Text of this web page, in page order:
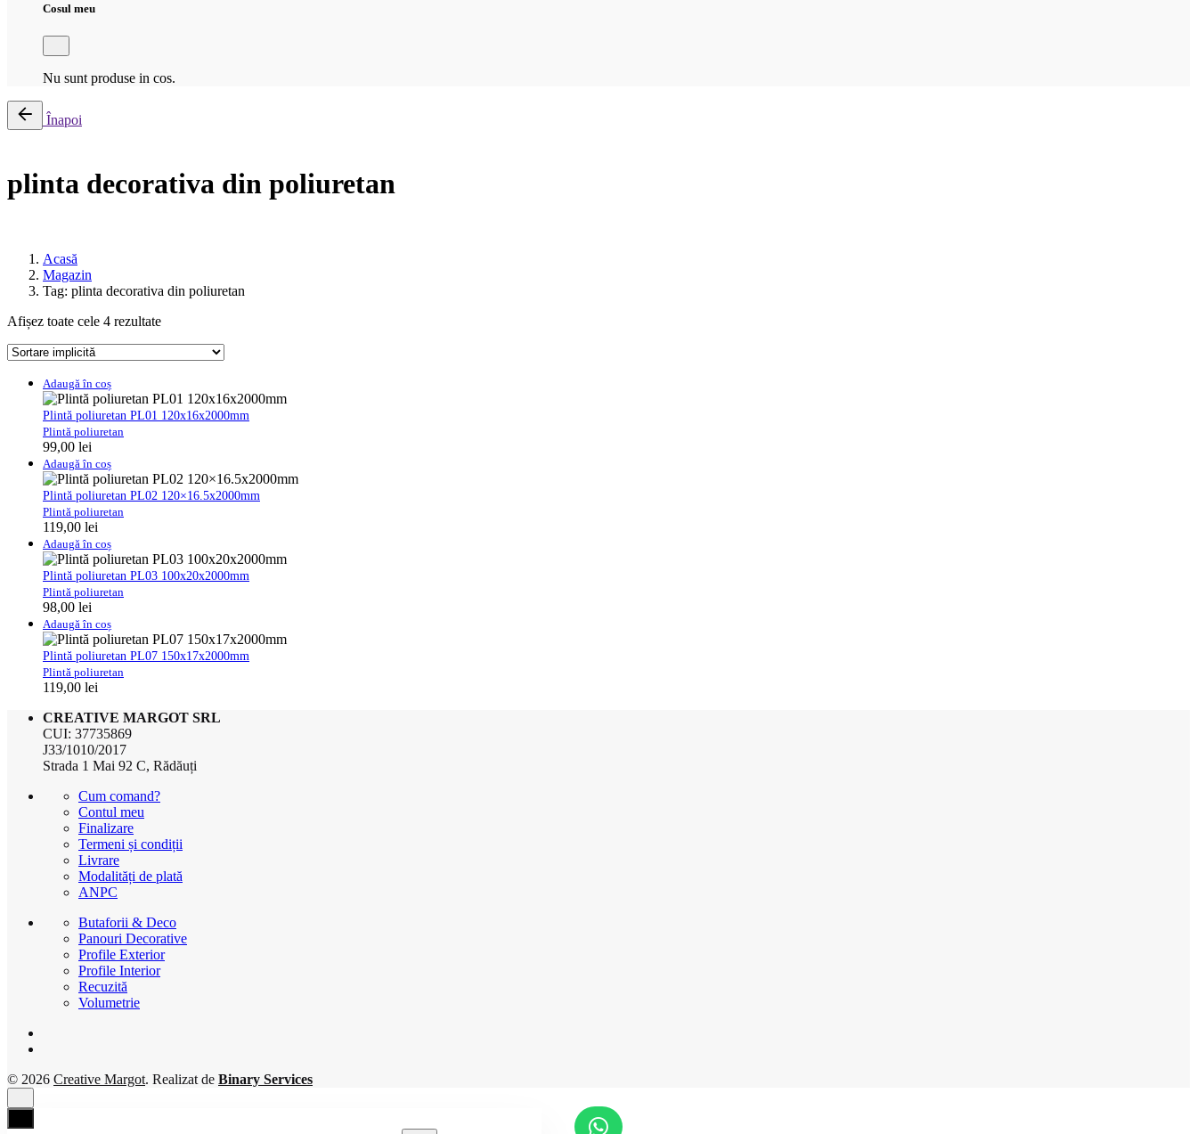
Cosul meu
Nu sunt produse in cos.
Înapoi
plinta decorativa din poliuretan
Acasă
Magazin
Tag: plinta decorativa din poliuretan
Afișez toate cele 4 rezultate
Adaugă în coș
Plintă poliuretan PL01 120x16x2000mm
Plintă poliuretan
99,00 lei
Adaugă în coș
Plintă poliuretan PL02 120×16.5x2000mm
Plintă poliuretan
119,00 lei
Adaugă în coș
Plintă poliuretan PL03 100x20x2000mm
Plintă poliuretan
98,00 lei
Adaugă în coș
Plintă poliuretan PL07 150x17x2000mm
Plintă poliuretan
119,00 lei
CREATIVE MARGOT SRL
CUI: 37735869
J33/1010/2017
Strada 1 Mai 92 C, Rădăuți
Cum comand?
Contul meu
Finalizare
Termeni și condiții
Livrare
Modalități de plată
ANPC
Butaforii & Deco
Panouri Decorative
Profile Exterior
Profile Interior
Recuzită
Volumetrie
© 2026 Creative Margot. Realizat de Binary Services